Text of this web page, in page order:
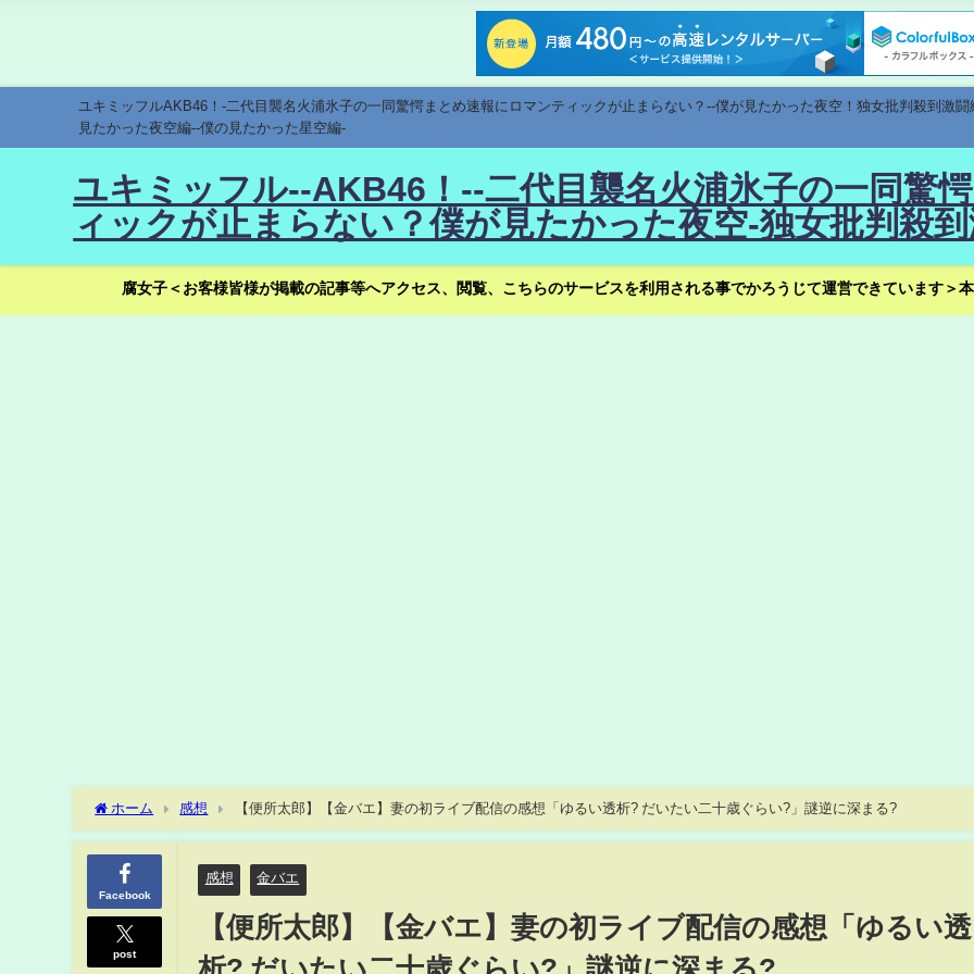
ユキミッフルAKB46！-二代目襲名火浦氷子の一同驚愕まとめ速報にロマンティックが止まらない？--僕が見たかった夜空！独女批判殺到激
見たかった夜空編--僕の見たかった星空編-
ユキミッフル--AKB46！--二代目襲名火浦氷子の一同驚
ィックが止まらない？僕が見たかった夜空-独女批判殺
腐女子＜お客様皆様が掲載の記事等へアクセス、閲覧、こちらのサービスを利用される事でかろうじて運営できています＞
ホーム 感想 【便所太郎】【金バエ】妻の初ライブ配信の感想「ゆるい透析? だいたい二十歳ぐらい?」謎逆に深まる?
Facebook
post
感想 金バエ
【便所太郎】【金バエ】妻の初ライブ配信の感想「ゆるい透
析? だいたい二十歳ぐらい?」謎逆に深まる?